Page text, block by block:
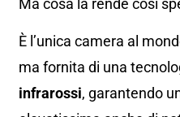
Ma cosa la rende così
È l’unica camera al
ma fornita di una
infrarossi, garantendo